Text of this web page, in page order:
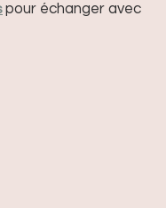
pour échanger avec